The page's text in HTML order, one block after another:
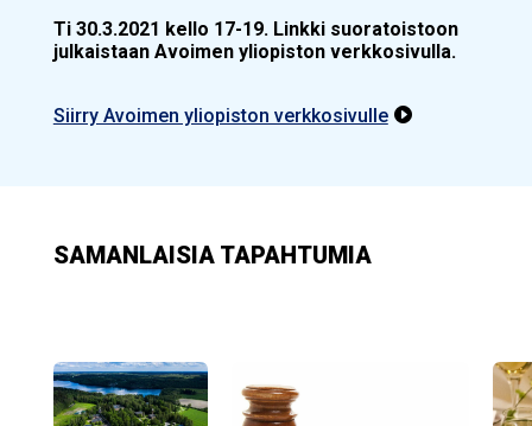
Ti 30.3.2021 kello 17-19. Linkki suoratoistoon
julkaistaan Avoimen yliopiston verkkosivulla.
Siirry Avoimen yliopiston verkkosivulle 
SAMANLAISIA TAPAHTUMIA